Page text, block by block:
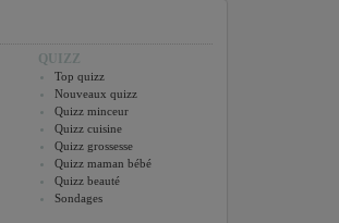
QUIZZ
Top quizz
Nouveaux quizz
Quizz minceur
Quizz cuisine
Quizz grossesse
Quizz maman bébé
Quizz beauté
Sondages